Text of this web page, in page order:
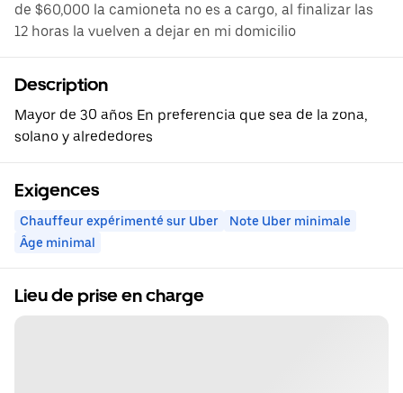
de $60,000 la camioneta no es a cargo, al finalizar las
12 horas la vuelven a dejar en mi domicilio
Description
Mayor de 30 años En preferencia que sea de la zona,
solano y alrededores
Exigences
Chauffeur expérimenté sur Uber
Note Uber minimale
Âge minimal
Lieu de prise en charge